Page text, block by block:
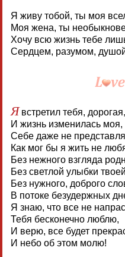
Я живу тобой, ты моя
Моя жена, ты
Хочу всю жизнь тебе
Сердцем, разумом,
Явстретил тебя, дорогая,
И жизнь изменилась моя,
Себе даже не
Как мог бы я жить не
Без нежного взгляда
Без светлой улыбки
Без нужного, доброго
В потоке безудержных
Я знаю, что все не
Тебя бесконечно люблю,
И верю, все будет
И небо об этом молю!